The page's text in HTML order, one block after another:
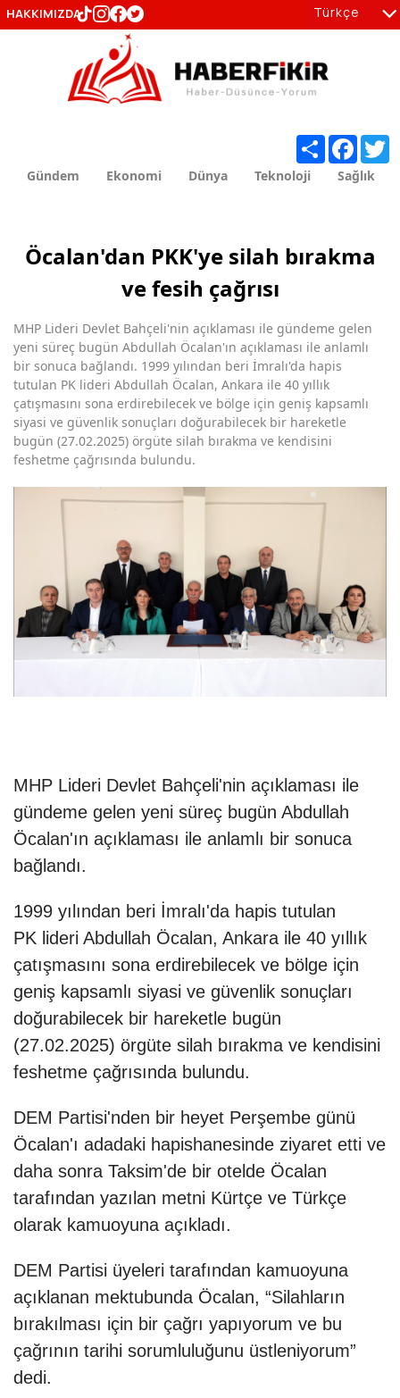
Gündem Ekonomi Dünya Teknoloji Sağlık
Öcalan'dan PKK'ye silah bırakma
ve fesih çağrısı
MHP Lideri Devlet Bahçeli'nin açıklaması ile gündeme gelen
yeni süreç bugün Abdullah Öcalan'ın açıklaması ile anlamlı
bir sonuca bağlandı. 1999 yılından beri İmralı'da hapis
tutulan PK lideri Abdullah Öcalan, Ankara ile 40 yıllık
çatışmasını sona erdirebilecek ve bölge için geniş kapsamlı
siyasi ve güvenlik sonuçları doğurabilecek bir hareketle
bugün (27.02.2025) örgüte silah bırakma ve kendisini
feshetme çağrısında bulundu.
MHP Lideri Devlet Bahçeli'nin açıklaması ile
gündeme gelen yeni süreç bugün Abdullah
Öcalan'ın açıklaması ile anlamlı bir sonuca
bağlandı.
1999 yılından beri İmralı'da hapis tutulan
PK lideri Abdullah Öcalan, Ankara ile 40 yıllık
çatışmasını sona erdirebilecek ve bölge için
geniş kapsamlı siyasi ve güvenlik sonuçları
doğurabilecek bir hareketle bugün
(27.02.2025) örgüte silah bırakma ve kendisini
feshetme çağrısında bulundu.
DEM Partisi'nden bir heyet Perşembe günü
Öcalan'ı adadaki hapishanesinde ziyaret etti ve
daha sonra Taksim'de bir otelde Öcalan
tarafından yazılan metni Kürtçe ve Türkçe
olarak kamuoyuna açıkladı.
DEM Partisi üyeleri tarafından kamuoyuna
açıklanan mektubunda Öcalan, “Silahların
bırakılması için bir çağrı yapıyorum ve bu
çağrının tarihi sorumluluğunu üstleniyorum”
dedi.
Share
Türkçe
en
HAKKIMIZDA